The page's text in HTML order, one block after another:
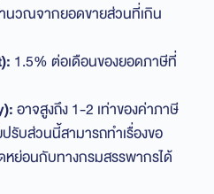
นวณจากยอดขายส่วนที่เกิน
1.5% ต่อเดือนของยอดภาษีที่
อาจสูงถึง 1-2 เท่าของค่าภาษี
รับส่วนนี้สามารถทำเรื่องขอ
ย่อนกับทางกรมสรรพากรได้